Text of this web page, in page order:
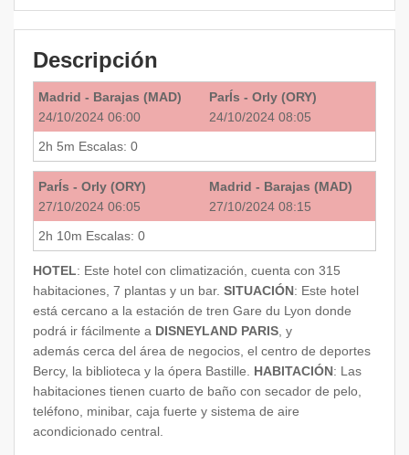
Descripción
Madrid - Barajas (MAD)
24/10/2024 06:00
ParÍs - Orly (ORY)
24/10/2024 08:05
2h 5m Escalas: 0
ParÍs - Orly (ORY)
27/10/2024 06:05
Madrid - Barajas (MAD)
27/10/2024 08:15
2h 10m Escalas: 0
HOTEL: Este hotel con climatización, cuenta con 315
habitaciones, 7 plantas y un bar. SITUACIÓN: Este hotel
está cercano a la estación de tren Gare du Lyon donde
podrá ir fácilmente a DISNEYLAND PARIS , y
además cerca del área de negocios, el centro de deportes
Bercy, la biblioteca y la ópera Bastille. HABITACIÓN: Las
habitaciones tienen cuarto de baño con secador de pelo,
teléfono, minibar, caja fuerte y sistema de aire
acondicionado central.